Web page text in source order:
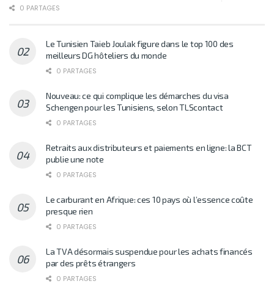
0 PARTAGES
Le Tunisien Taieb Joulak figure dans le top 100 des
meilleurs DG hôteliers du monde
0 PARTAGES
Nouveau: ce qui complique les démarches du visa
Schengen pour les Tunisiens, selon TLScontact
0 PARTAGES
Retraits aux distributeurs et paiements en ligne: la BCT
publie une note
0 PARTAGES
Le carburant en Afrique: ces 10 pays où l’essence coûte
presque rien
0 PARTAGES
La TVA désormais suspendue pour les achats financés
par des prêts étrangers
0 PARTAGES